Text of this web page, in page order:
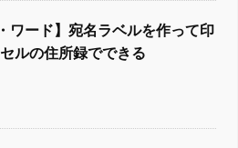
ワード】宛名ラベルを作って印
ルの住所録でできる